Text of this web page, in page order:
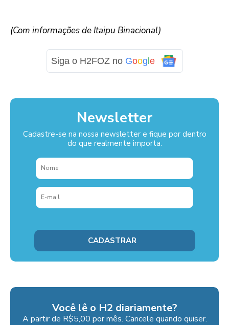
(Com informações de Itaipu Binacional)
Siga o H2FOZ no Goog e
Newsletter
Cadastre-se na nossa newsletter e fique por dentro
do que realmente importa.
Você lê o H2 diariamente?
A partir de R$5,00 por mês. Cancele quando quiser.